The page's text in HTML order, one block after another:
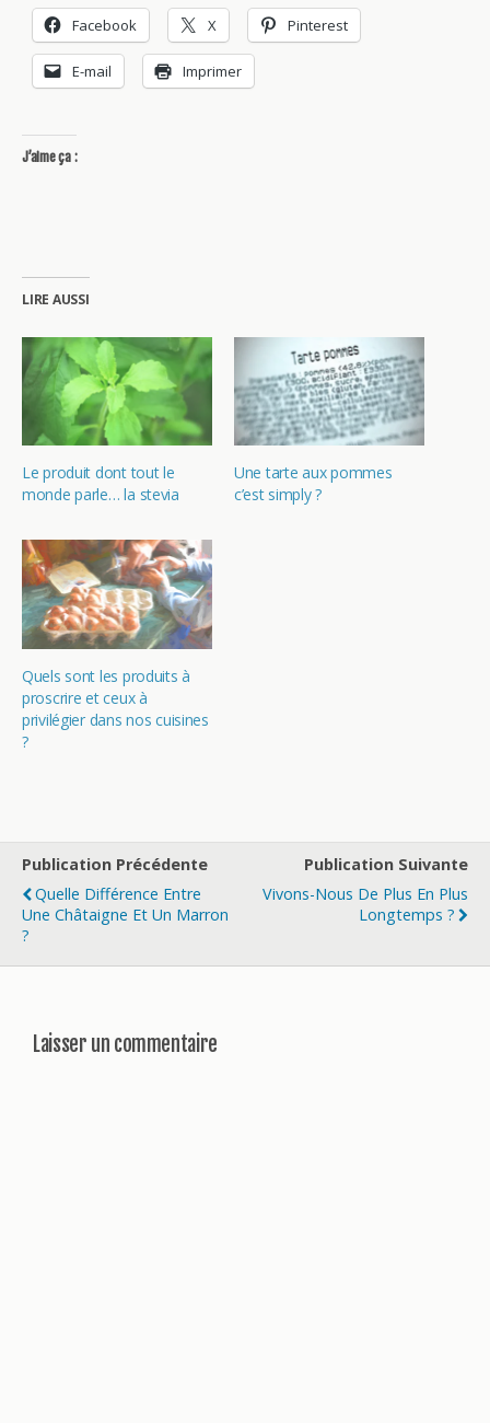
Facebook X Pinterest
E-mail Imprimer
J’aime ça :
LIRE AUSSI
Le produit dont tout le
monde parle… la stevia
Une tarte aux pommes
c’est simply ?
Quels sont les produits à
proscrire et ceux à
privilégier dans nos cuisines
?
Publication Précédente
Quelle Différence Entre
Une Châtaigne Et Un Marron
?
Publication Suivante
Vivons-Nous De Plus En Plus
Longtemps ?
Laisser un commentaire